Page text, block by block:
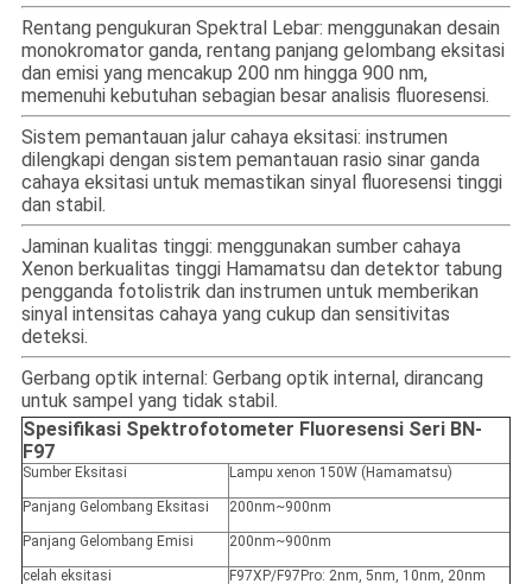
Rentang pengukuran Spektral Lebar: menggunakan desain
monokromator ganda, rentang panjang gelombang eksitasi
dan emisi yang mencakup 200 nm hingga 900 nm,
memenuhi kebutuhan sebagian besar analisis fluoresensi.
Sistem pemantauan jalur cahaya eksitasi: instrumen
dilengkapi dengan sistem pemantauan rasio sinar ganda
cahaya eksitasi untuk memastikan sinyal fluoresensi tinggi
dan stabil.
Jaminan kualitas tinggi: menggunakan sumber cahaya
Xenon berkualitas tinggi Hamamatsu dan detektor tabung
pengganda fotolistrik dan instrumen untuk memberikan
sinyal intensitas cahaya yang cukup dan sensitivitas
deteksi.
Gerbang optik internal: Gerbang optik internal, dirancang
untuk sampel yang tidak stabil.
Spesifikasi Spektrofotometer Fluoresensi Seri BN-
F97
Sumber Eksitasi Lampu xenon 150W (Hamamatsu)
Panjang Gelombang Eksitasi 200nm~900nm
Panjang Gelombang Emisi 200nm~900nm
celah eksitasi F97XP/F97Pro: 2nm, 5nm, 10nm, 20nm